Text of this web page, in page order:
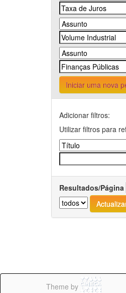
Iniciar uma nova
Adicionar filtros:
Utilizar filtros para
Resultados/Página
Theme by